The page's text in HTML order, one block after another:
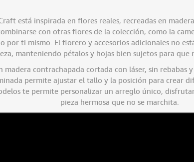
está inspirada en flores reales, recreadas en
con otras flores de la colección, como la
por ti mismo. El florero y accesorios adicionales no
manteniendo pétalos y hojas bien sujetos para que
madera contrachapada cortada con láser, sin rebabas
permite ajustar el tallo y la posición para crear
te permite personalizar un arreglo único,
pieza hermosa que no se marchita.